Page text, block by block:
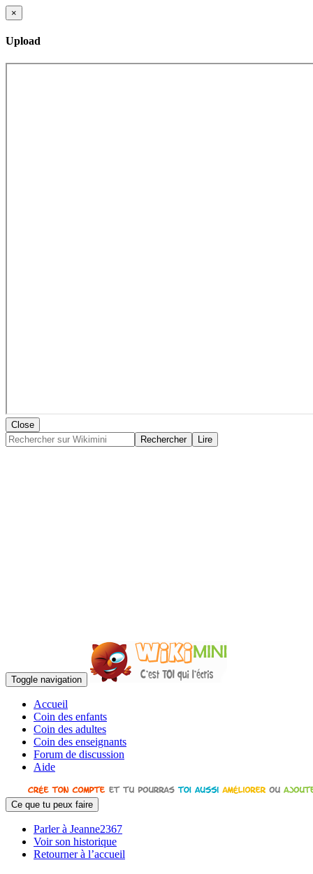
×
Upload
Close
Toggle navigation
Accueil
Coin des enfants
Coin des adultes
Coin des enseignants
Forum de discussion
Aide
Ce que tu peux faire
Parler à Jeanne2367
Voir son historique
Retourner à l’accueil